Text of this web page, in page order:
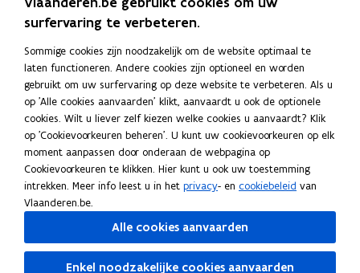
het aantal personen dat toegang krijgt
gebruik van digitale middelen in het onderwijs
educatief project: leerkracht, doe dat zoveel mogelijk
anoniem
gebruik van digitale middelen in het onderwijs
Google en vergelijkbare pakketten:IT-
verantwoorderlijke zet de privacyinstelling juist
Google for education - update 2025
(
P
D
b
foto’s : leerkracht denk aan blurren
foto’s in een schoolcontext.
Deel deze pagina
surfervaring te verbeteren.
Sommige cookies zijn noodzakelijk om de website optimaal te
laten functioneren. Andere cookies zijn optioneel en worden
gebruikt om uw surfervaring op deze website te verbeteren. Als u
op 'Alle cookies aanvaarden' klikt, aanvaardt u ook de optionele
cookies. Wilt u liever zelf kiezen welke cookies u aanvaardt? Klik
op 'Cookievoorkeuren beheren'. U kunt uw cookievoorkeuren op elk
moment aanpassen door onderaan de webpagina op
Cookievoorkeuren te klikken. Hier kunt u ook uw toestemming
intrekken. Meer info leest u in het privacy- en cookiebeleid van
Vlaanderen.be.
Alle cookies aanvaarden
Enkel noodzakelijke cookies aanvaarden